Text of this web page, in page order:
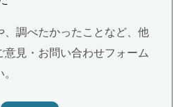
、調べたかったことなど、他
意見・お問い合わせフォーム